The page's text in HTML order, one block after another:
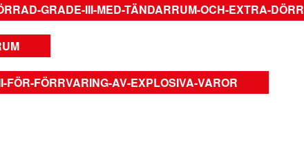
GRADE-III-MED-TÄNDARRUM-OCH-EXTRA-DÖRR
FÖRRVARING-AV-EXPLOSIVA-VAROR